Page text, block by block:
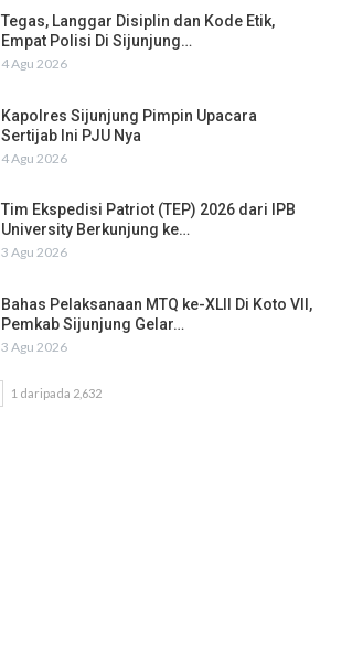
Tegas, Langgar Disiplin dan Kode Etik,
Empat Polisi Di Sijunjung…
4 Agu 2026
Kapolres Sijunjung Pimpin Upacara
Sertijab Ini PJU Nya
4 Agu 2026
Tim Ekspedisi Patriot (TEP) 2026 dari IPB
University Berkunjung ke…
3 Agu 2026
Bahas Pelaksanaan MTQ ke-XLII Di Koto VII,
Pemkab Sijunjung Gelar…
3 Agu 2026
1 daripada 2,632